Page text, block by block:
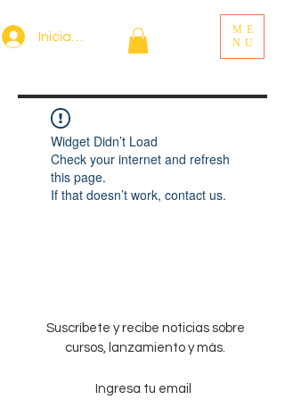
Iniciar sesión
ME
NU
Widget Didn’t Load
Check your internet and refresh
this page.
If that doesn’t work, contact us.
Suscríbete y recibe noticias sobre
cursos, lanzamiento y más.